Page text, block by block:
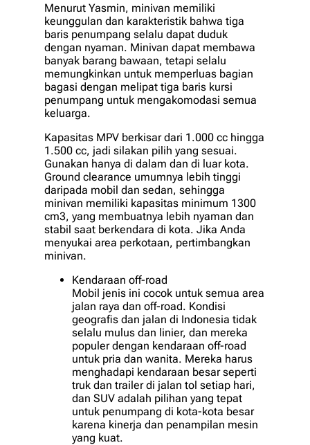
Menurut Yasmin, minivan memiliki
keunggulan dan karakteristik bahwa tiga
baris penumpang selalu dapat duduk
dengan nyaman. Minivan dapat membawa
banyak barang bawaan, tetapi selalu
memungkinkan untuk memperluas bagian
bagasi dengan melipat tiga baris kursi
penumpang untuk mengakomodasi semua
keluarga.
Kapasitas MPV berkisar dari 1.000 cc hingga
1.500 cc, jadi silakan pilih yang sesuai.
Gunakan hanya di dalam dan di luar kota.
Ground clearance umumnya lebih tinggi
daripada mobil dan sedan, sehingga
minivan memiliki kapasitas minimum 1300
cm3, yang membuatnya lebih nyaman dan
stabil saat berkendara di kota. Jika Anda
menyukai area perkotaan, pertimbangkan
minivan.
Kendaraan off-road
Mobil jenis ini cocok untuk semua area
jalan raya dan off-road. Kondisi
geografis dan jalan di Indonesia tidak
selalu mulus dan linier, dan mereka
populer dengan kendaraan off-road
untuk pria dan wanita. Mereka harus
menghadapi kendaraan besar seperti
truk dan trailer di jalan tol setiap hari,
dan SUV adalah pilihan yang tepat
untuk penumpang di kota-kota besar
karena kinerja dan penampilan mesin
yang kuat.